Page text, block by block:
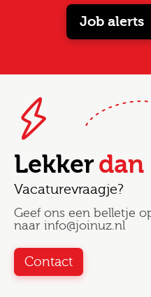
Job alerts
Lekkerdan
Vacaturevraagje?
Geef ons een belletje
naar info@joinuz.nl
Contact